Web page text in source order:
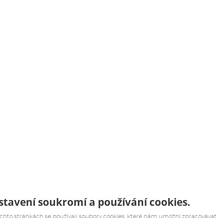
soukromí a používání cookies.
stránkách se používají soubory cookies, které nám umožní zpracovávat